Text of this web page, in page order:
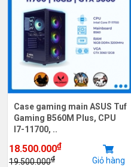
Case gaming main ASUS Tuf
Gaming B560M Plus, CPU
I7-11700, ..
18.500.000₫
19.500.000₫ Giỏ hàng